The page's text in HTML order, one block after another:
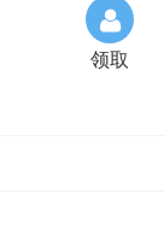
领取